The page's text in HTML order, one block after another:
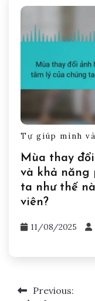
Cách Xây
Cần Thiết
Căng Thẳng
11/08/2025
Mùa thay
và khả
ta như thế